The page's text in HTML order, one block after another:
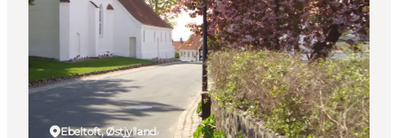
Byer og steder
Planlæg ferien
Transport
Ebeltoft, Østjylland